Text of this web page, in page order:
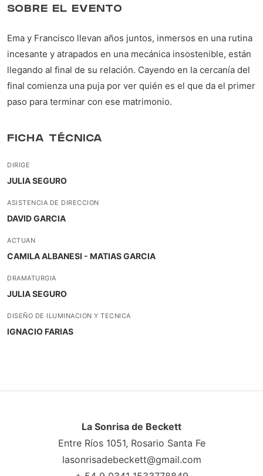
SOBRE EL EVENTO
Ema y Francisco llevan años juntos, inmersos en una rutina
incesante y atrapados en una mecánica insostenible, están
llegando al final de su relación. Cayendo en la cercanía del
final comienza una puja por ver quién es el que da el primer
paso para terminar con ese matrimonio.
FICHA TÉCNICA
DIRIGE
JULIA SEGURO
ASISTENCIA DE DIRECCION
DAVID GARCIA
ACTUAN
CAMILA ALBANESI - MATIAS GARCIA
DRAMATURGIA
JULIA SEGURO
DISEÑO DE ILUMINACION Y TECNICA
IGNACIO FARIAS
La Sonrisa de Beckett
Entre Ríos 1051, Rosario Santa Fe
lasonrisadebeckett@gmail.com